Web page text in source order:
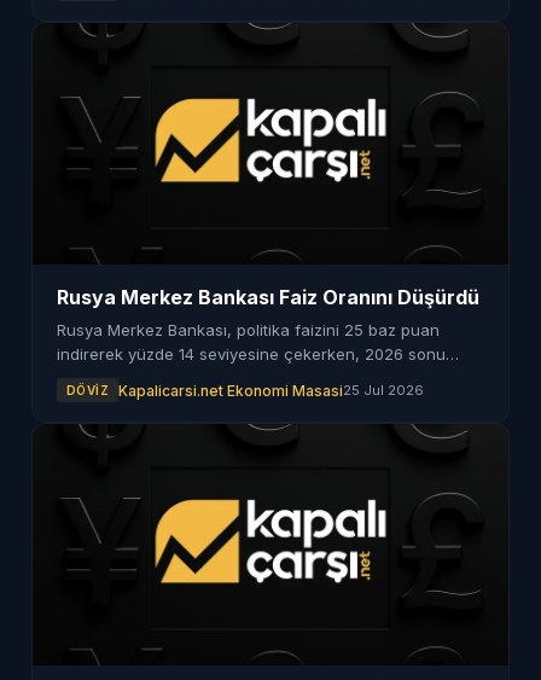
Rusya Merkez Bankası Faiz Oranını Düşürdü
Rusya Merkez Bankası, politika faizini 25 baz puan
indirerek yüzde 14 seviyesine çekerken, 2026 sonu
DÖVIZ Kapalicarsi.net Ekonomi Masasi25 Jul 2026